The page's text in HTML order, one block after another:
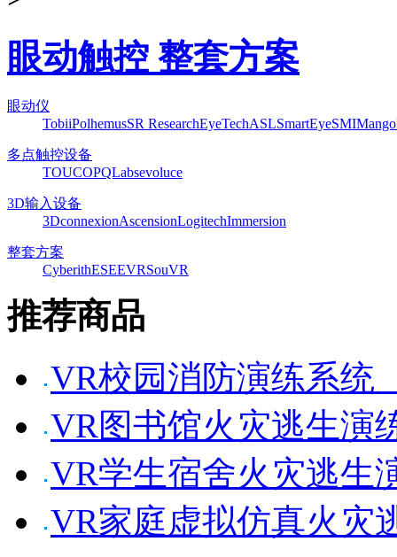
眼动触控 整套方案
眼动仪
TobiiPolhemusSR ResearchEyeTechASLSmartEyeSMI
多点触控设备
TOUCOPQLabsevoluce
3D输入设备
3DconnexionAscensionLogitechImmersion
整套方案
CyberithESEEVRSouVR
推荐商品
VR校园消防演练系统
VR图书馆火灾逃生演
VR学生宿舍火灾逃生
VR家庭虚拟仿真火灾